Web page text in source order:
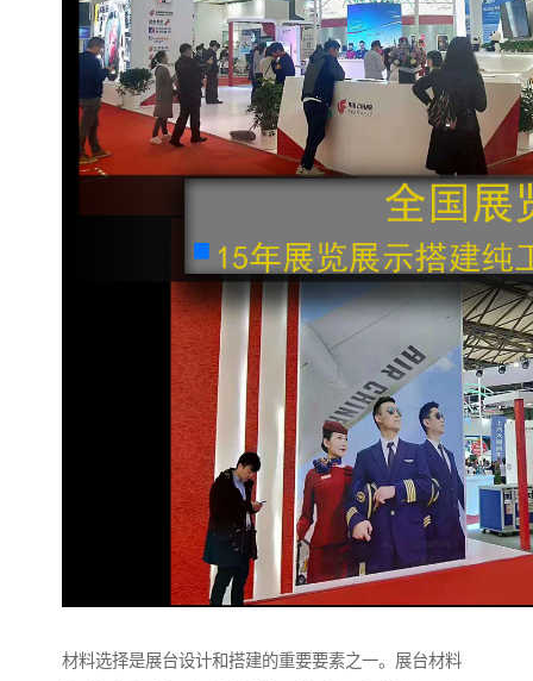
材料选择是展台设计和搭建的重要要素之一。展台材料